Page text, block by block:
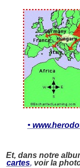
•
Et, dans notre
cartes, voir la